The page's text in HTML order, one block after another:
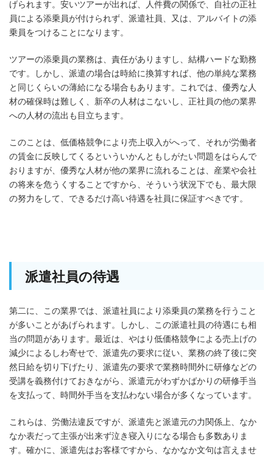
げられます。安いツアーが出れば、人件費の関係で、自社の正社
員による添乗員が付けられず、派遣社員、又は、アルバイトの添
乗員をつけることになります。
ツアーの添乗員の業務は、責任がありますし、結構ハードな勤務
です。しかし、派遣の場合は時給に換算すれば、他の単純な業務
と同じくらいの薄給になる場合もあります。これでは、優秀な人
材の確保時は難しく、新卒の人材はこないし、正社員の他の業界
への人材の流出も目立ちます。
このことは、低価格競争により売上収入がへって、それが労働者
の賃金に反映してくるといういかんともしがたい問題をはらんで
おりますが、優秀な人材が他の業界に流れることは、産業や会社
の将来を危うくすることですから、そういう状況下でも、最大限
の努力をして、できるだけ高い待遇を社員に保証すべきです。
派遣社員の待遇
第二に、この業界では、派遣社員により添乗員の業務を行うこと
が多いことがあげられます。しかし、この派遣社員の待遇にも相
当の問題があります。最近は、やはり低価格競争による売上げの
減少によるしわ寄せで、派遣先の要求に従い、業務の終了後に突
然日給を切り下げたり、派遣先の要求で業務時間外に研修などの
受講を義務付けておきながら、派遣元がわずかばかりの研修手当
を支払って、時間外手当を支払わない場合が多くなっています。
これらは、労働法違反ですが、派遣先と派遣元の力関係上、なか
なか表だって主張が出来ず泣き寝入りになる場合も多数ありま
す。確かに、派遣先はお客様ですから、なかなか文句は言えませ